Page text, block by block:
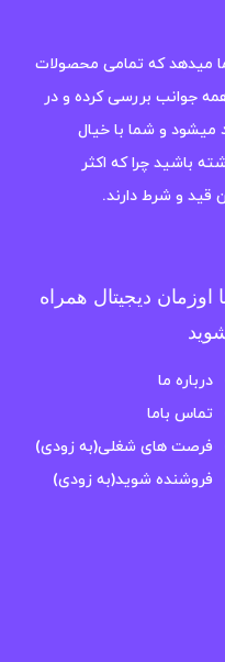
میدهد که تمامی محصولات
جوانب بررسی کرده و در
میشود و شما با خیال
باشید چرا که اکثر
و شرط دارند.
اوزمان دیجیتال همراه
درباره ما
تماس باما
فرصت های شغلی(به زودی)
فروشنده شوید(به زودی)